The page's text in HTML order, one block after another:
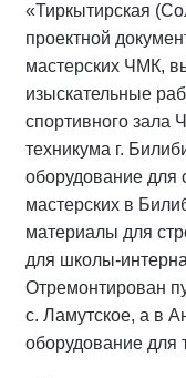
«Тиркытирская
проектной
мастерских ЧМК,
изыскательные
спортивного зала
техникума г.
оборудование для
мастерских в
материалы для
для школы-
Отремонтирован
с. Ламутское, а в
оборудование для